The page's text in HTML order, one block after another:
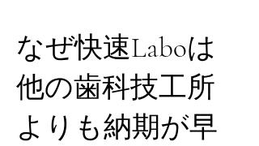
なぜ快速Laboは
他の歯科技工所
よりも納期が早